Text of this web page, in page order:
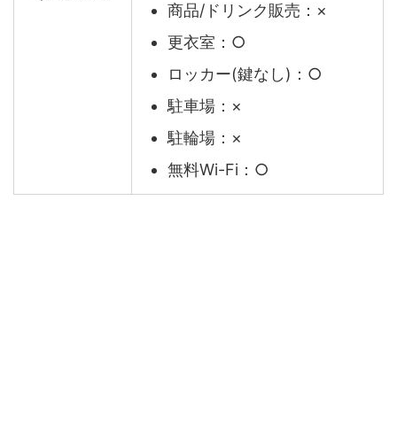
商品/ドリンク販売：×
更衣室：○
ロッカー(鍵なし)：○
駐車場：×
駐輪場：×
無料Wi-Fi：○